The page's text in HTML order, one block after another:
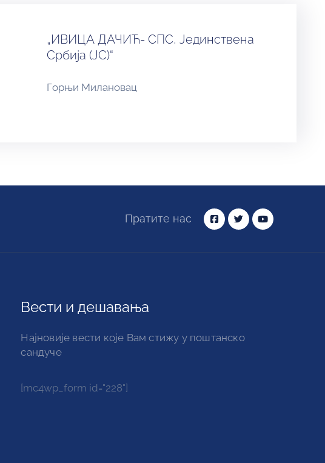
„ИВИЦА ДАЧИЋ- СПС, Јединствена
Србија (ЈС)“
Горњи Милановац
Пратите нас
Вести и дешавања
Најновије вести које Вам стижу у поштанско
сандуче
[mc4wp_form id="228"]